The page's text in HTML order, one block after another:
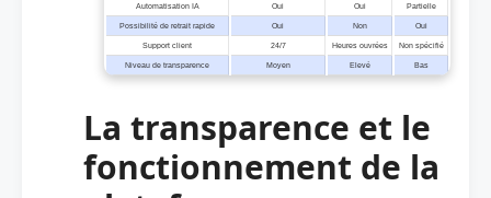
Automatisation IA Oui Oui Partielle
Possibilité de retrait rapide Oui Non Oui
Support client 24/7 Heures ouvrées Non spécifié
Niveau de transparence Moyen Elevé Bas
La transparence et le
fonctionnement de la